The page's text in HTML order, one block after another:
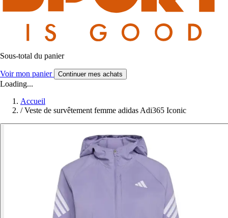
Sous-total du panier
Voir mon panier Continuer mes achats
Loading...
Accueil
/ Veste de survêtement femme adidas Adi365 Iconic